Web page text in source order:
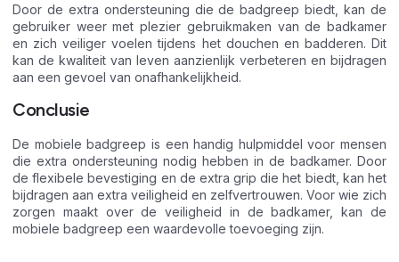
Door de extra ondersteuning die de badgreep biedt, kan de
gebruiker weer met plezier gebruikmaken van de badkamer
en zich veiliger voelen tijdens het douchen en badderen. Dit
kan de kwaliteit van leven aanzienlijk verbeteren en bijdragen
aan een gevoel van onafhankelijkheid.
Conclusie
De mobiele badgreep is een handig hulpmiddel voor mensen
die extra ondersteuning nodig hebben in de badkamer. Door
de flexibele bevestiging en de extra grip die het biedt, kan het
bijdragen aan extra veiligheid en zelfvertrouwen. Voor wie zich
zorgen maakt over de veiligheid in de badkamer, kan de
mobiele badgreep een waardevolle toevoeging zijn.